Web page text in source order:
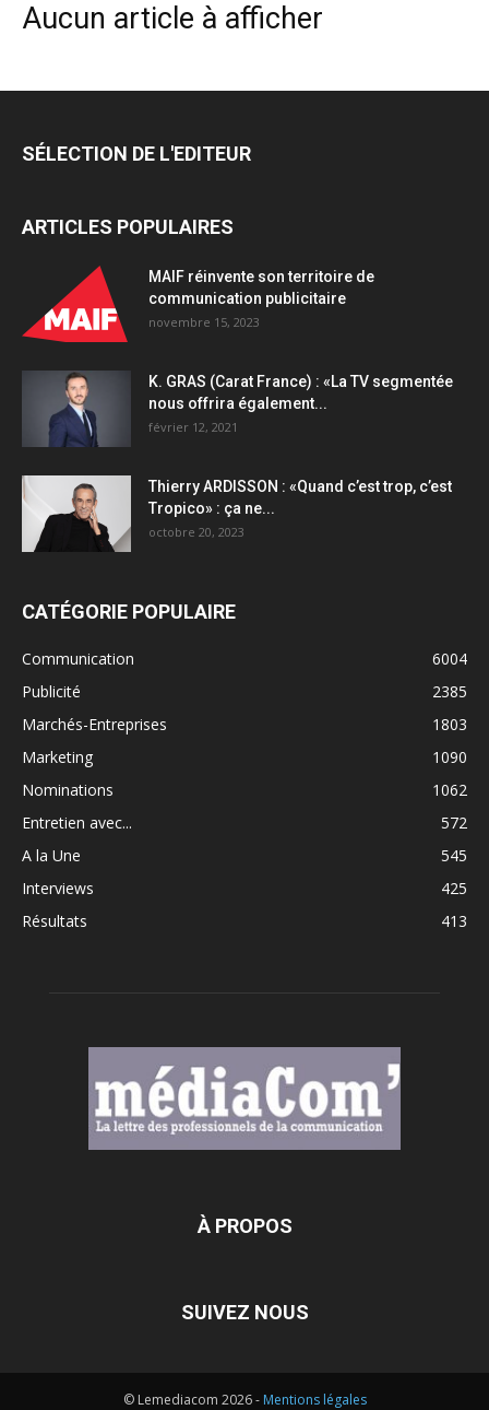
Aucun article à afficher
SÉLECTION DE L'EDITEUR
ARTICLES POPULAIRES
MAIF réinvente son territoire de
communication publicitaire
novembre 15, 2023
K. GRAS (Carat France) : «La TV segmentée
nous offrira également...
février 12, 2021
Thierry ARDISSON : «Quand c’est trop, c’est
Tropico» : ça ne...
octobre 20, 2023
CATÉGORIE POPULAIRE
Communication
6004
Publicité
2385
Marchés-Entreprises
1803
Marketing
1090
Nominations
1062
Entretien avec...
572
A la Une
545
Interviews
425
Résultats
413
À PROPOS
SUIVEZ NOUS
© Lemediacom 2026 - Mentions légales